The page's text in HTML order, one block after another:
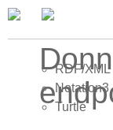
RDF/XML
Notation3
Turtle